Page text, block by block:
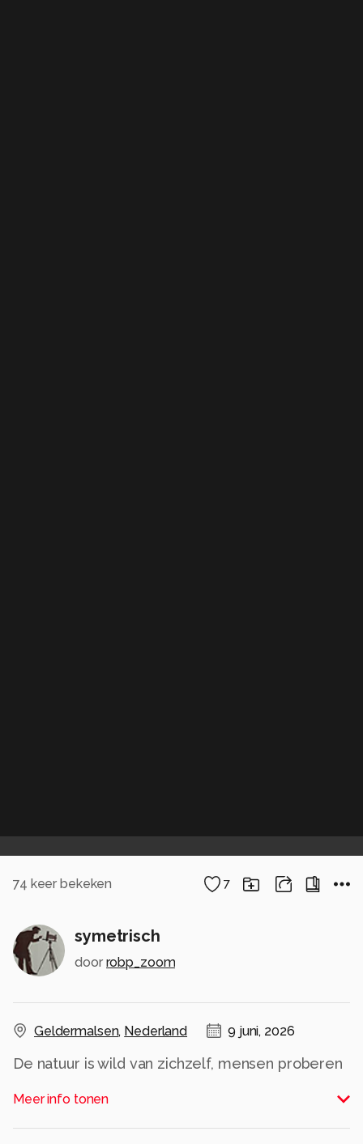
74 keer bekeken 7
symetrisch
door robp_zoom
Geldermalsen, Nederland 9 juni, 2026
De natuur is wild van zichzelf, mensen proberen
maar voor eventjes.
Meer info tonen